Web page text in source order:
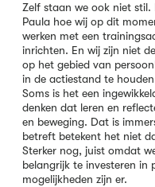
Zelf staan we ook niet stil.
Paula hoe wij op dit
werken met een
inrichten. En wij zijn niet
op het gebied van
in de actiestand te
Soms is het een
denken dat leren en
en beweging. Dat is
betreft betekent het niet
Sterker nog, juist omdat
belangrijk te investeren in
mogelijkheden zijn er.